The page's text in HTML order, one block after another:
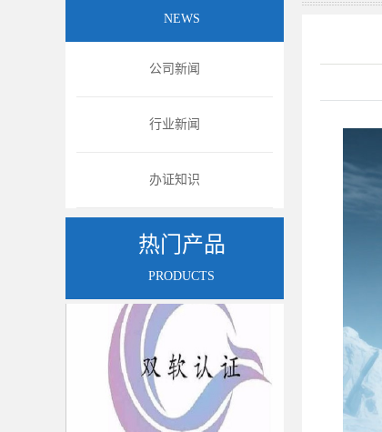
NEWS
公司新闻
行业新闻
办证知识
热门产品
PRODUCTS